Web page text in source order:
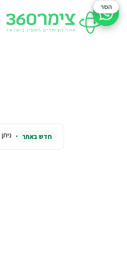
חדש באתר
סיוע בהזמנה
הסר